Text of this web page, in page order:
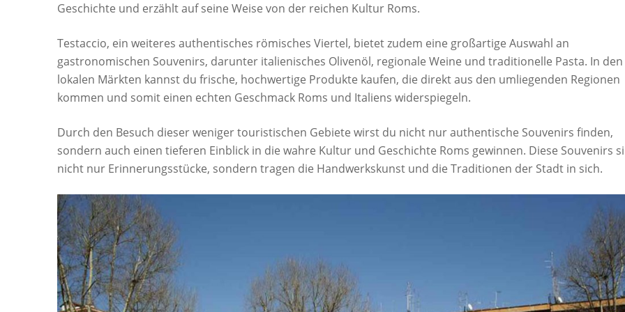
Geschichte und erzählt auf seine Weise von der reichen Kultur Roms.
Testaccio, ein weiteres authentisches römisches Viertel, bietet zudem eine großartige Auswahl an
gastronomischen Souvenirs, darunter italienisches Olivenöl, regionale Weine und traditionelle Pasta. In den
lokalen Märkten kannst du frische, hochwertige Produkte kaufen, die direkt aus den umliegenden Regionen
kommen und somit einen echten Geschmack Roms und Italiens widerspiegeln.
Durch den Besuch dieser weniger touristischen Gebiete wirst du nicht nur authentische Souvenirs finden,
sondern auch einen tieferen Einblick in die wahre Kultur und Geschichte Roms gewinnen. Diese Souvenirs
nicht nur Erinnerungsstücke, sondern tragen die Handwerkskunst und die Traditionen der Stadt in sich.